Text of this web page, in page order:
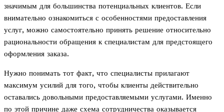
значимым для большинства потенциальных клиентов. Если
внимательно ознакомиться с особенностями предоставления
услуг, можно самостоятельно принять решение относительно
рациональности обращения к специалистам для предстоящего
оформления заказа.
Нужно понимать тот факт, что специалисты прилагают
максимум усилий для того, чтобы клиенты действительно
оставались довольными предоставляемыми услугами. Именно
по этой причине даже схема сотрудничества оказывается